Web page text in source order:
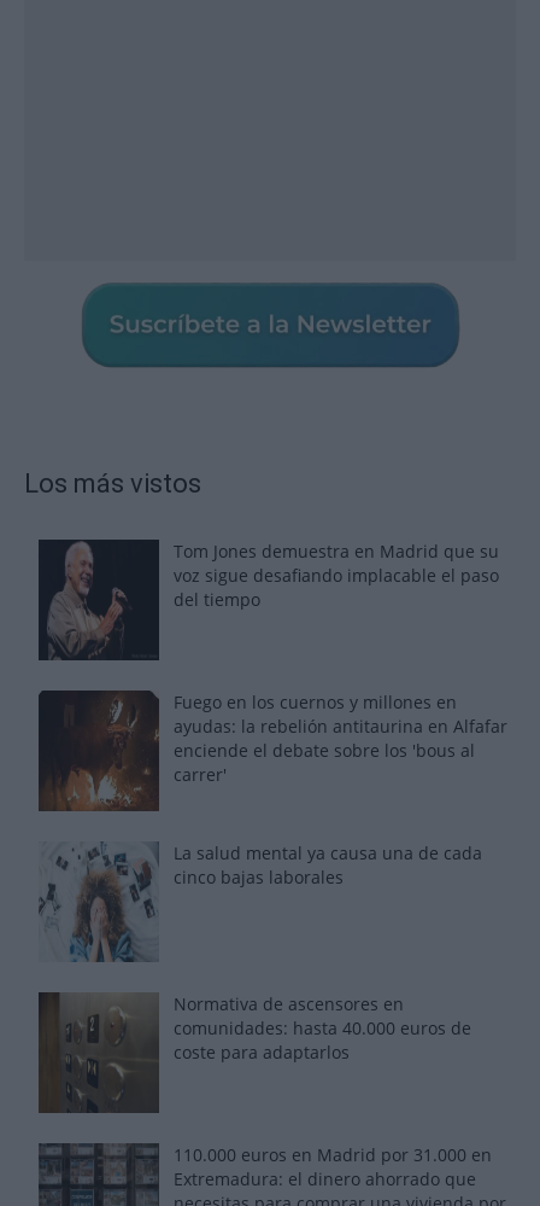
Los más vistos
Tom Jones demuestra en Madrid que su
voz sigue desafiando implacable el paso
del tiempo
Fuego en los cuernos y millones en
ayudas: la rebelión antitaurina en Alfafar
enciende el debate sobre los 'bous al
carrer'
La salud mental ya causa una de cada
cinco bajas laborales
Normativa de ascensores en
comunidades: hasta 40.000 euros de
coste para adaptarlos
110.000 euros en Madrid por 31.000 en
Extremadura: el dinero ahorrado que